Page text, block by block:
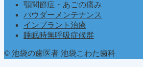
顎関節症・あごの痛み
パウダーメンテナンス
インプラント治療
睡眠時無呼吸症候群
© 池袋の歯医者 池袋こわた歯科